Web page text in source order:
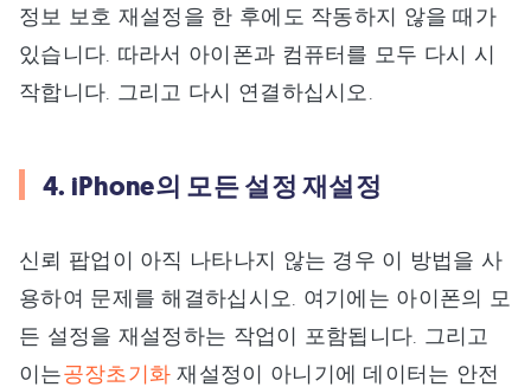
정보 보호 재설정을 한 후에도 작동하지 않을 때가
있습니다. 따라서 아이폰과 컴퓨터를 모두 다시 시
작합니다. 그리고 다시 연결하십시오.
4. iPhone의 모든 설정 재설정
신뢰 팝업이 아직 나타나지 않는 경우 이 방법을 사
용하여 문제를 해결하십시오. 여기에는 아이폰의 모
든 설정을 재설정하는 작업이 포함됩니다. 그리고
이는공장초기화 재설정이 아니기에 데이터는 안전